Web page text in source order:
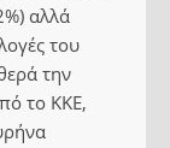
αλλά
του
την
το ΚΚΕ,